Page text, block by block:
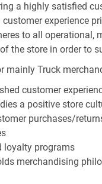
a highly satisfied
experience
to all operational,
the store in order to
mainly Truck
customer
a positive store
purchases/
loyalty programs
merchandising